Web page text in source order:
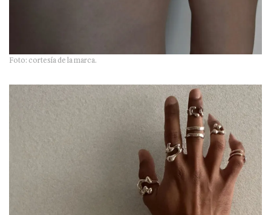
Foto: cortesía de la marca.